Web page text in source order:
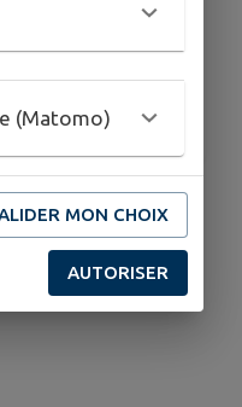
féminine "Alpes
Col du Barioz
entre 13h00 et
(Matomo)
MON CHOIX
AUTORISER